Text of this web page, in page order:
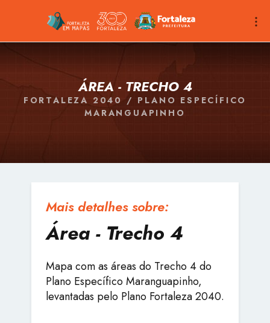
ÁREA - TRECHO 4
FORTALEZA 2040 / PLANO ESPECÍFICO
MARANGUAPINHO
Mais detalhes sobre:
Área - Trecho 4
Mapa com as áreas do Trecho 4 do
Plano Específico Maranguapinho,
levantadas pelo Plano Fortaleza 2040.